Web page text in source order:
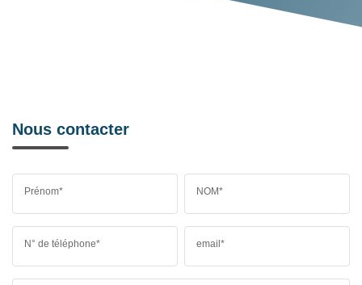
Nous contacter
Prénom* NOM*
N° de téléphone* email*